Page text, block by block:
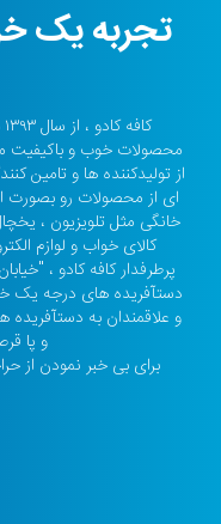
تجربه یک
محصولات خوب و باکیفیت
از تولیدکننده ها و تامین
ای از محصولات رو بصورت
خانگی مثل تلویزیون ،
کالای خواب و لوازم
پرطرفدار کافه کادو ،
دستآفریده های درجه یک
و علاقمندان به
و پا
برای بی خبر نمودن از